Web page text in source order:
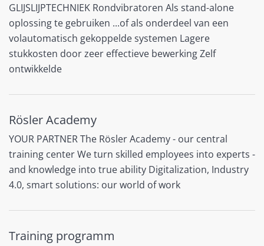
GLIJSLIJPTECHNIEK Rondvibratoren Als stand-alone
oplossing te gebruiken ...of als onderdeel van een
volautomatisch gekoppelde systemen Lagere
stukkosten door zeer effectieve bewerking Zelf
ontwikkelde
Rösler Academy
YOUR PARTNER The Rösler Academy - our central
training center We turn skilled employees into experts -
and knowledge into true ability Digitalization, Industry
4.0, smart solutions: our world of work
Training programm